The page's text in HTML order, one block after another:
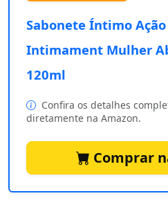
Sabonete Íntimo
Intimament Mulher
120ml
Confira os detalhes
diretamente na Amazon.
Comprar